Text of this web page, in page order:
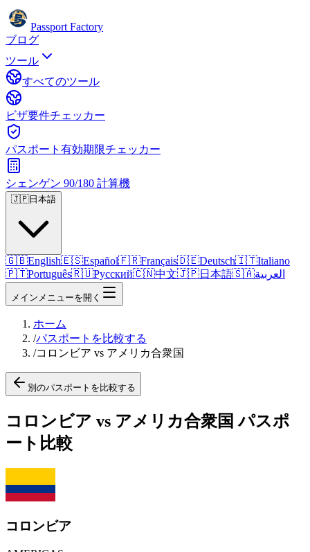
Passport Factory
ブログ
ツール
すべてのツール
ビザ要件チェッカー
パスポート有効期限チェッカー
シェンゲン 90/180 計算機
🇯🇵日本語
🇬🇧English🇪🇸Español🇫🇷Français🇩🇪Deutsch🇮🇹Italiano
🇵🇹Português🇷🇺Русский🇨🇳中文🇯🇵日本語🇸🇦العربية
メインメニューを開く
ホーム
/パスポートを比較する
/コロンビア vs アメリカ合衆国
別のパスポートを比較する
コロンビア vs アメリカ合衆国 パスポ
ート比較
コロンビア